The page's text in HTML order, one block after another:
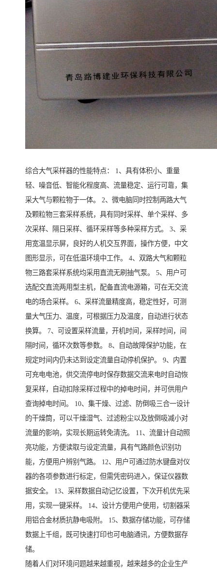
综合大气采样器的性能特点： 1、具有体积小、重量
轻、噪音低、智能化程度高、流量稳定、运行可靠，集
采大气与颗粒物于一体。 2、微电脑同时控制两路大气
及颗粒物三套采样系统，具有同时采样、单个采样、多
次采样、隔日采样、循环采样等多种采样方式。 3、采
用宽温显示屏，良好的人机交互界面，操作方便，中文
图形显示，可在低温环境中工作。 4、双路大气和颗粒
物三路套采样系统均采用直流无刷抽气泵。 5、用户可
选配交直流两用型主机，配备直流电源箱，可在无交流
电的场合采样。 6、采样流量精度高，稳定性好，可测
量大气压力、温度，可根据压力及温度，自动进行状态
换算。 7、可设置采样流量，开机时间，采样时间，间
隔时间，循环次数等参数。 8、自动故障保护功能，在
规定时间内仍未达到设定流量自动停机保护。 9、内置
可充电电池，供交流停电时保存数据交流来电时自动恢
复采样，自动扣除采样过程中的掉电时间，并可供用户
查询掉电时间。 10、集干燥、过滤、防倒吸三合一设计
的干燥筒，可以干燥湿气、过滤粉尘以及放倒吸减小对
流量的影响，实现长期运转免清洗。 11、流量计自动照
亮功能，方便读取与设定流量，具有气路颜色识别功
能，方便用户辨别气路。 12、用户可通过防水键盘对仪
器的各项参数进行标定，但需凭密码进入，保证仪器数
据安全。 13、采样数据自动记忆设置，下次开机优先采
用，实现一键采样。 14、设计方便用户使用，切割器采
用铝合金材质抗静电吸附。 15、数据存储功能，可存储
数据上千组，既可快速打印也可电脑通讯，方便数据存
储。
随着人们对环境问题越来越重视，越来越多的企业生产